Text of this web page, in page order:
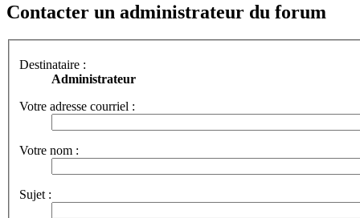
Contacter un administrateur du forum
Destinataire :
Administrateur
Votre adresse courriel :
Votre nom :
Sujet :